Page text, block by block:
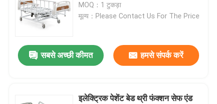
MOQ：1 टुकड़ा
मूल्य：Please Contact Us For The Price
सबसे अच्छी कीमत हमसे संपर्क करें
इलेक्ट्रिक पेशेंट बेड थ्री फंक्शन सेफ एंड